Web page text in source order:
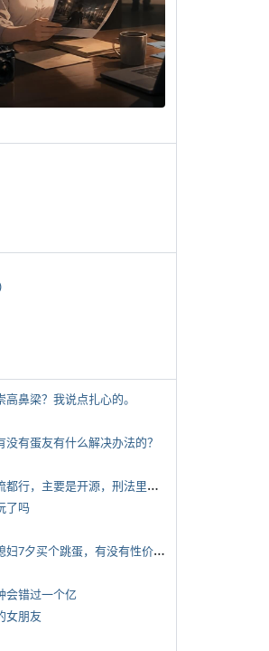
鼻梁？我说点扎心的。
有蛋友有什么解决办法的？
*
有啥搞钱的路子吗，开源节流都行，主要是开源，刑法里的咱不做
了吗
*
想请教有经验的蛋友，想给媳妇7夕买个跳蛋，有没有性价比高的推荐
会错过一个亿
女朋友